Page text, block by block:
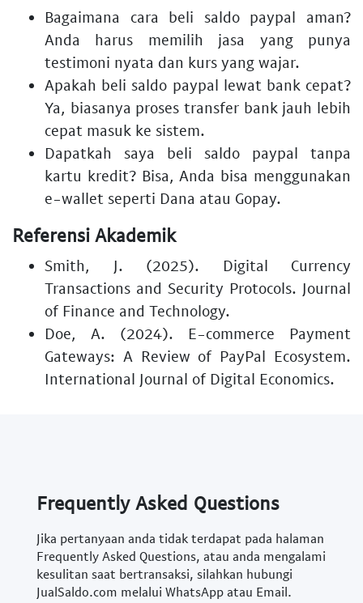
Bagaimana cara beli saldo paypal aman?
Anda harus memilih jasa yang punya
testimoni nyata dan kurs yang wajar.
Apakah beli saldo paypal lewat bank cepat?
Ya, biasanya proses transfer bank jauh lebih
cepat masuk ke sistem.
Dapatkah saya beli saldo paypal tanpa
kartu kredit? Bisa, Anda bisa menggunakan
e-wallet seperti Dana atau Gopay.
Referensi Akademik
Smith, J. (2025). Digital Currency
Transactions and Security Protocols. Journal
of Finance and Technology.
Doe, A. (2024). E-commerce Payment
Gateways: A Review of PayPal Ecosystem.
International Journal of Digital Economics.
Frequently Asked Questions
Jika pertanyaan anda tidak terdapat pada halaman
Frequently Asked Questions, atau anda mengalami
kesulitan saat bertransaksi, silahkan hubungi
JualSaldo.com melalui WhatsApp atau Email.